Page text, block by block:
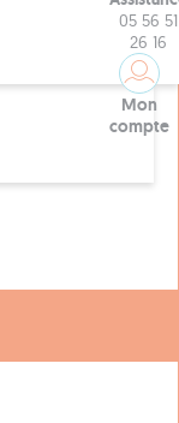
05 56 51
26 16
Mon
compte